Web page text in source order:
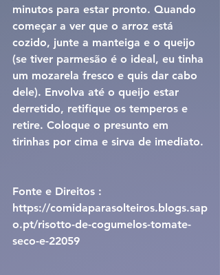
minutos para estar pronto. Quando
começar a ver que o arroz está
cozido, junte a manteiga e o queijo
(se tiver parmesão é o ideal, eu tinha
um mozarela fresco e quis dar cabo
dele). Envolva até o queijo estar
derretido, retifique os temperos e
retire. Coloque o presunto em
tirinhas por cima e sirva de imediato.
Fonte e Direitos :
https://comidaparasolteiros.blogs.sap
o.pt/risotto-de-cogumelos-tomate-
seco-e-22059